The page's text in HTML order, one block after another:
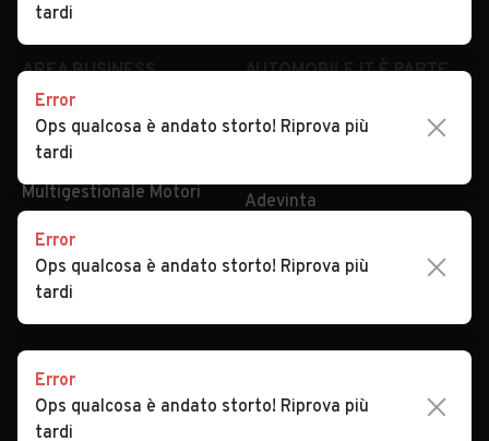
AREA BUSINESS
Registrazione
concessionario
Multigestionale Motori
AUTOMOBILE.IT È PARTE
subito.it
Adevinta
SEGUICI
Copyright © 2023 Marktplaats B.V. Tutti i diritti riservati.
Marktplaats B.V. - P.IVA 803.603.307.B.01
tardi
Error
Ops qualcosa è andato storto! Riprova più
tardi
Error
Ops qualcosa è andato storto! Riprova più
tardi
Error
Ops qualcosa è andato storto! Riprova più
tardi